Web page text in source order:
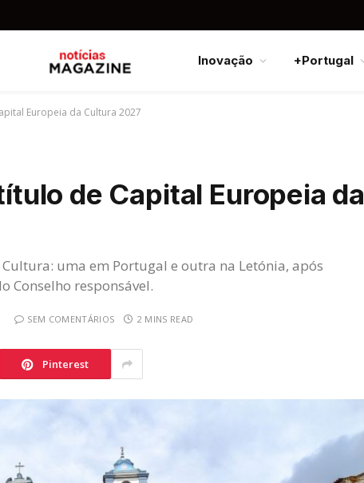
Inovação +Portugal
Europeia da Cultura 2027
de Capital Europeia da
uma em Portugal e outra na Letónia, após
Conselho responsável.
SEM COMENTÁRIOS 2 MINS READ
Pinterest